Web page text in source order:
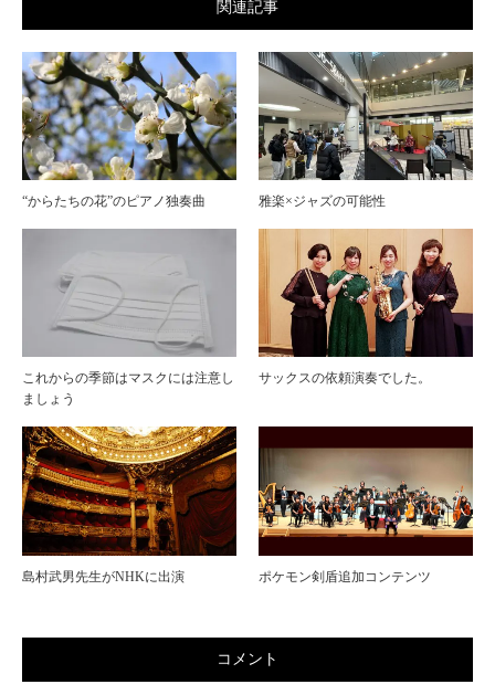
関連記事
“からたちの花”のピアノ独奏曲 雅楽×ジャズの可能性
これからの季節はマスクには注意し
ましょう
サックスの依頼演奏でした。
島村武男先生がNHKに出演 ポケモン剣盾追加コンテンツ
コメント